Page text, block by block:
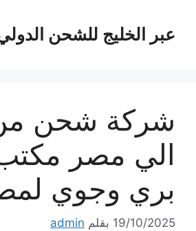
المحتوىعبر الخليج للشحن
شركة شحن
الي مصر
بري وجوي
19/10/2025 بقلم admin